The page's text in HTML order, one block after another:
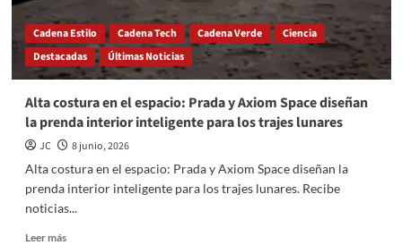
de
barro
en
el
Cadena Estilo Cadena Tech Cadena Verde
Ciencia
Destacadas
Últimas Noticias
Alta costura en el espacio: Prada y Axiom Space diseñan
la prenda interior inteligente para los trajes lunares
JC
8 junio, 2026
Alta costura en el espacio: Prada y Axiom Space diseñan la
prenda interior inteligente para los trajes lunares. Recibe
noticias...
Leer másRead